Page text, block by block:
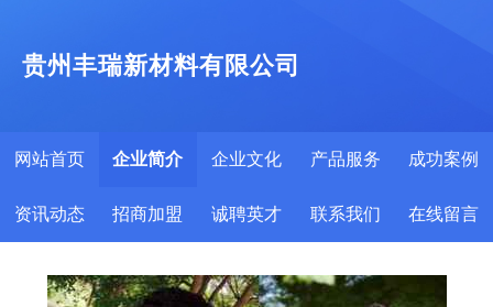
贵州丰瑞新材料有限公司
网站首页 企业简介 企业文化 产品服务 成功案例
资讯动态 招商加盟 诚聘英才 联系我们 在线留言